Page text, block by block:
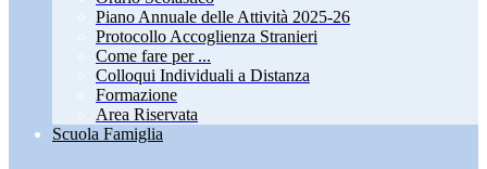
Piano Annuale delle Attività 2025-26
Protocollo Accoglienza Stranieri
Come fare per ...
Colloqui Individuali a Distanza
Formazione
Area Riservata
Scuola Famiglia